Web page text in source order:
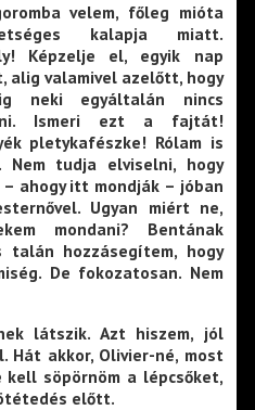
velem, főleg mióta
kalapja miatt.
Képzelje el, egyik nap
alig valamivel azelőtt, hogy
neki egyáltalán nincs
Ismeri ezt a fajtát!
pletykafészke! Rólam is
Nem tudja elviselni, hogy
ahogy itt mondják – jóban
Ugyan miért ne,
mondani? Bentának
hozzásegítem, hogy
De fokozatosan. Nem
látszik. Azt hiszem, jól
Hát akkor, Olivier-né, most
kell söpörnöm a lépcsőket,
előtt.